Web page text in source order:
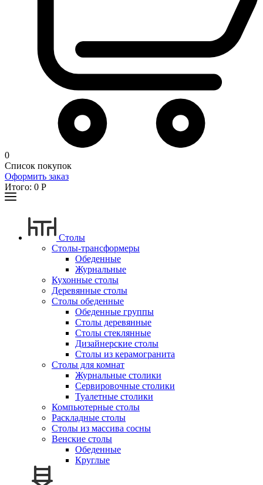
0
Список покупок
Оформить заказ
Итого: 0 Р
Столы
Столы-трансформеры
Обеденные
Журнальные
Кухонные столы
Деревянные столы
Столы обеденные
Обеденные группы
Столы деревянные
Столы стеклянные
Дизайнерские столы
Столы из керамогранита
Столы для комнат
Журнальные столики
Сервировочные столики
Туалетные столики
Компьютерные столы
Раскладные столы
Столы из массива сосны
Венские столы
Обеденные
Круглые